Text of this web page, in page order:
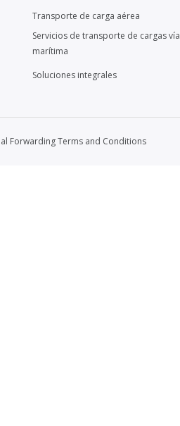
Transporte de carga aérea
Servicios de transporte de cargas vía
marítima
Soluciones integrales
Forwarding Terms and Conditions